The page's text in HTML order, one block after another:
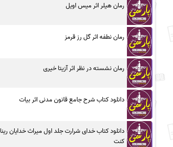
رمان هیلر اثر میس اویل
رمان نطفه اثر گل رز قرمز
رمان نشسته در نظر اثر آزیتا خیری
دانلود کتاب شرح جامع قانون مدنی اثر بیات
دانلود کتاب خدای شرارت جلد اول میراث خدایان رینا
کنت